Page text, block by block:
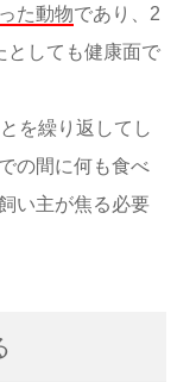
た動物であり、2
としても健康面で
を繰り返してし
の間に何も食べ
い主が焦る必要